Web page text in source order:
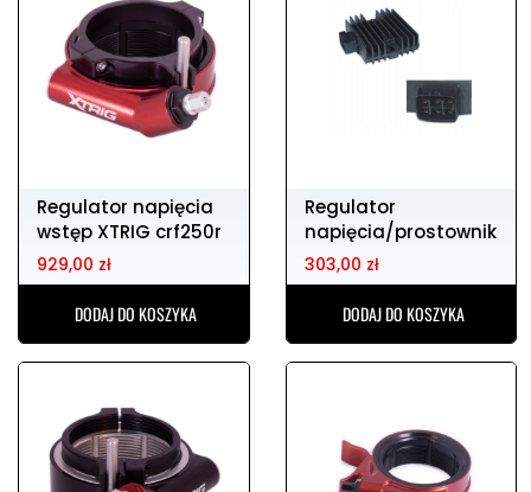
Regulator napięcia
wstęp XTRIG crf250r
22-
929,00 zł
DODAJ DO KOSZYKA
Regulator
napięcia/prostownik
TOURMAX
303,00 zł
DODAJ DO KOSZYKA